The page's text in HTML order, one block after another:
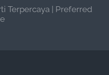
Terpercaya | Preferred